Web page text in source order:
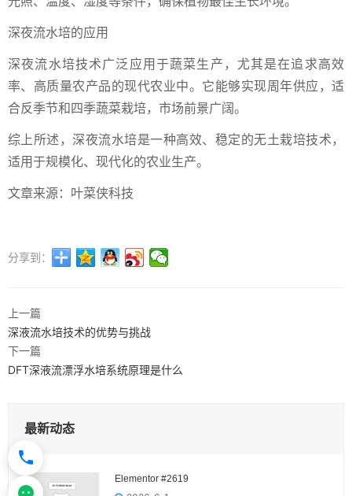
深夜流水培的应用
深夜流水培技术广泛应用于蔬菜生产，尤其是在追求高效
率、高质量农产品的现代农业中。它能够实现周年供应，适
合反季节和四季蔬菜栽培，市场前景广阔。
综上所述，深夜流水培是一种高效、稳定的无土栽培技术，
适用于规模化、现代化的农业生产。
文章来源：叶菜侠科技
分享到：
上一篇
深液流水培技术的优势与挑战
下一篇
DFT深液流漂浮水培系统原理是什么
最新动态
Elementor #2619